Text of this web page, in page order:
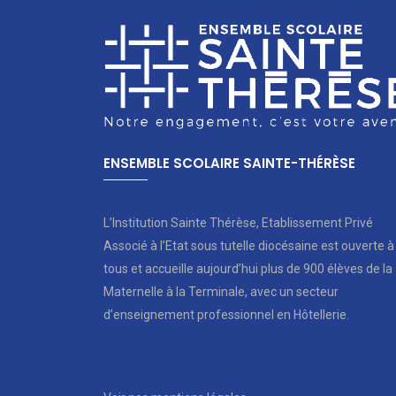
ENSEMBLE SCOLAIRE SAINTE-THÉRÈSE
L’Institution Sainte Thérèse, Etablissement Privé
Associé à l’Etat sous tutelle diocésaine est ouverte à
tous et accueille aujourd’hui plus de 900 élèves de la
Maternelle à la Terminale, avec un secteur
d’enseignement professionnel en Hôtellerie.